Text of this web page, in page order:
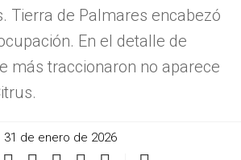
Tierra de Palmares encabezó
En el detalle de
más traccionaron no aparece
31 de enero de 2026